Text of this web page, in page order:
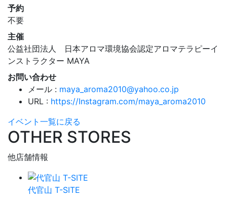
予約
不要
主催
公益社団法人 日本アロマ環境協会認定アロマテラピーイ
ンストラクター MAYA
お問い合わせ
メール : maya_aroma2010@yahoo.co.jp
URL : https://Instagram.com/maya_aroma2010
イベント一覧に戻る
OTHER STORES
他店舗情報
代官山 T-SITE